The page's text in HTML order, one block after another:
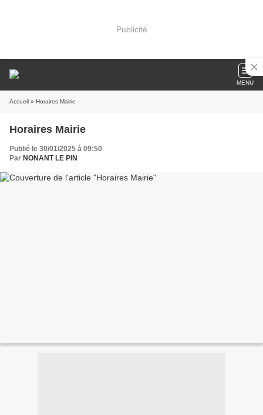
Publicité
MENU
Accueil » Horaires Mairie
Horaires Mairie
Publié le 30/01/2025 à 09:50
Par NONANT LE PIN